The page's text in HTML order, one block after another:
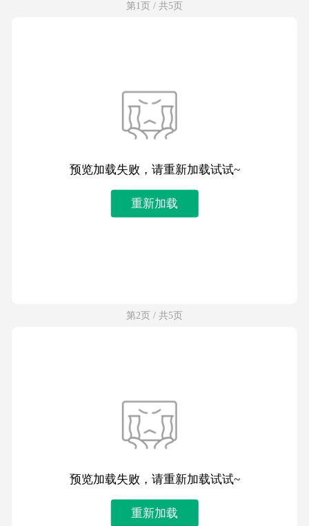
第1页 / 共5页
预览加载失败，请重新加载试试~
重新加载
第2页 / 共5页
预览加载失败，请重新加载试试~
重新加载